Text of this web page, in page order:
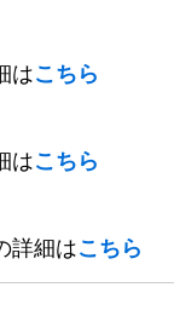
はこちら
はこちら
詳細はこちら